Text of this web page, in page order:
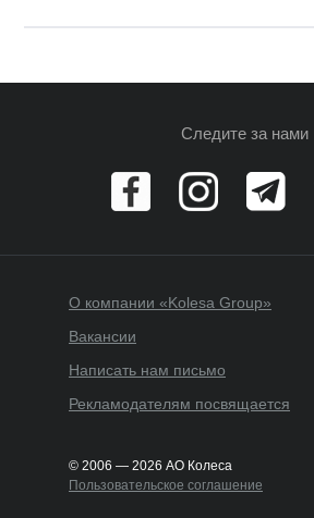
Следите за нами
О компании «Kolesa Group»
Вакансии
Написать нам письмо
Рекламодателям посвящается
© 2006 — 2026 АО Колеса
Пользовательское соглашение